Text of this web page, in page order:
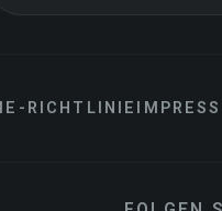
RICHTLINIE